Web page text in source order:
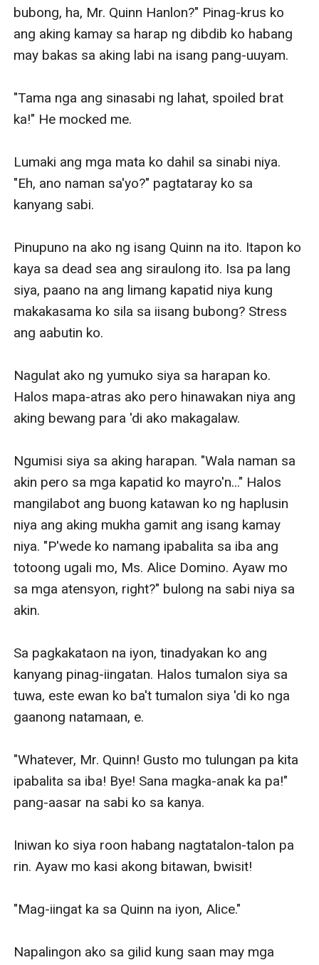
bubong, ha, Mr. Quinn Hanlon?" Pinag-krus ko
ang aking kamay sa harap ng dibdib ko habang
may bakas sa aking labi na isang pang-uuyam.
"Tama nga ang sinasabi ng lahat, spoiled brat
ka!" He mocked me.
Lumaki ang mga mata ko dahil sa sinabi niya.
"Eh, ano naman sa'yo?" pagtataray ko sa
kanyang sabi.
Pinupuno na ako ng isang Quinn na ito. Itapon ko
kaya sa dead sea ang siraulong ito. Isa pa lang
siya, paano na ang limang kapatid niya kung
makakasama ko sila sa iisang bubong? Stress
ang aabutin ko.
Nagulat ako ng yumuko siya sa harapan ko.
Halos mapa-atras ako pero hinawakan niya ang
aking bewang para 'di ako makagalaw.
Ngumisi siya sa aking harapan. "Wala naman sa
akin pero sa mga kapatid ko mayro'n..." Halos
mangilabot ang buong katawan ko ng haplusin
niya ang aking mukha gamit ang isang kamay
niya. "P'wede ko namang ipabalita sa iba ang
totoong ugali mo, Ms. Alice Domino. Ayaw mo
sa mga atensyon, right?" bulong na sabi niya sa
akin.
Sa pagkakataon na iyon, tinadyakan ko ang
kanyang pinag-iingatan. Halos tumalon siya sa
tuwa, este ewan ko ba't tumalon siya 'di ko nga
gaanong natamaan, e.
"Whatever, Mr. Quinn! Gusto mo tulungan pa kita
ipabalita sa iba! Bye! Sana magka-anak ka pa!"
pang-aasar na sabi ko sa kanya.
Iniwan ko siya roon habang nagtatalon-talon pa
rin. Ayaw mo kasi akong bitawan, bwisit!
"Mag-iingat ka sa Quinn na iyon, Alice."
Napalingon ako sa gilid kung saan may mga